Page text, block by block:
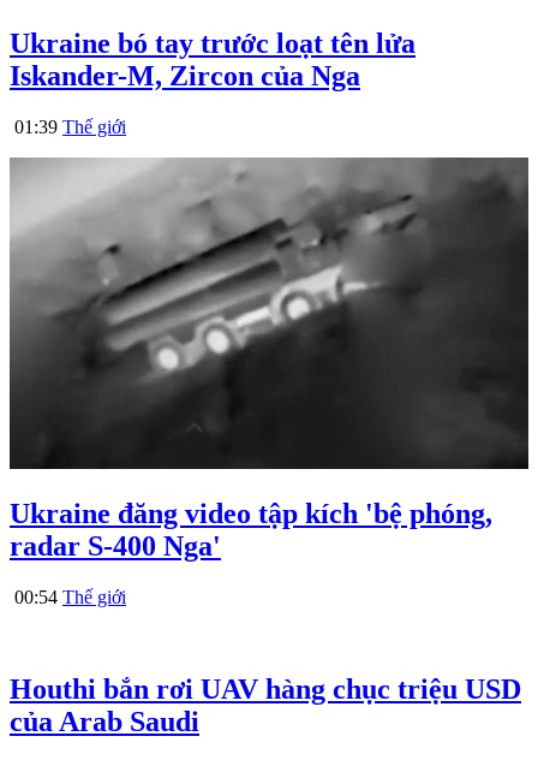
Ukraine bó tay trước loạt tên lửa
Iskander-M, Zircon của Nga
01:39 Thế giới
Ukraine đăng video tập kích 'bệ phóng,
radar S-400 Nga'
00:54 Thế giới
Houthi bắn rơi UAV hàng chục triệu USD
của Arab Saudi